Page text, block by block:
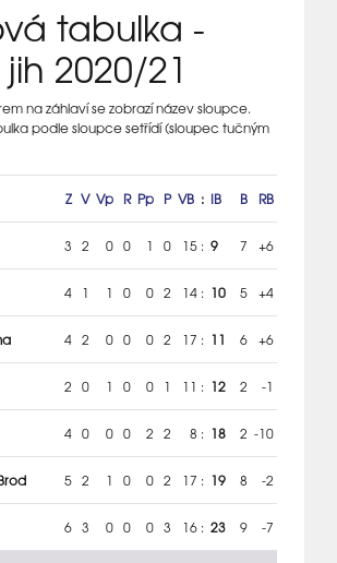
tabulka -
2020/21
na záhlaví se zobrazí název sloupce.
podle sloupce setřídí (sloupec tučným
Z V Vp R Pp P VB : IB B RB
3 2 0 0 1 0 15 : 9 7 +6
4 1 1 0 0 2 14 : 10 5 +4
4 2 0 0 0 2 17 : 11 6 +6
2 0 1 0 0 1 11 : 12 2 -1
4 0 0 0 2 2 8 : 18 2 -10
5 2 1 0 0 2 17 : 19 8 -2
6 3 0 0 0 3 16 : 23 9 -7